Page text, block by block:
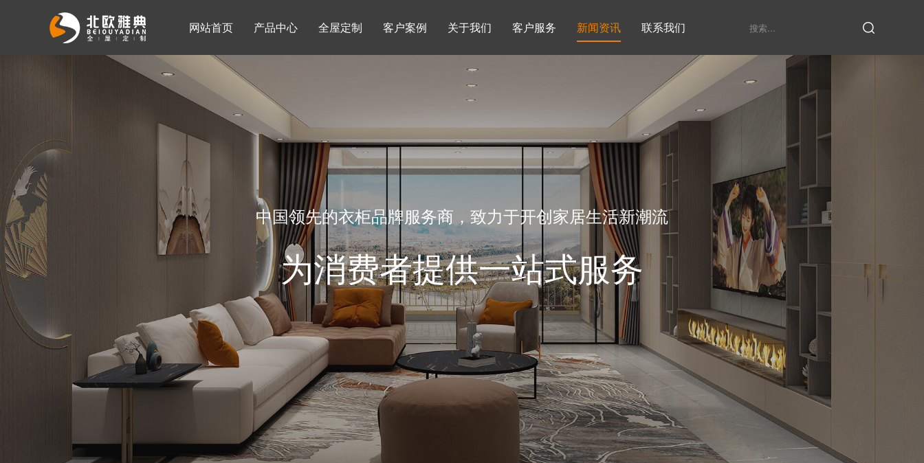
网站首页 产品中心
衣帽间
全屋定制 客户案例
书柜系列 酒柜系列 鞋柜系列
关于我们
公司简介 发展历程
客户服务 新闻资讯
公司新闻 家具定制厂家
联系我们
中国领先的衣柜品牌服务商，致力于开创家居生活新潮流
为消费者提供一站式服务